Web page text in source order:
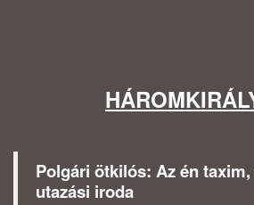
Polgári ötkilós: Az én
utazási iroda